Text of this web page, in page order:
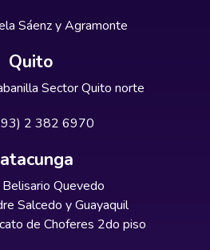
Sáenz y Agramonte
Quito
Sector Quito norte
2 382 6970
Quevedo
Salcedo y Guayaquil
de Choferes 2do piso